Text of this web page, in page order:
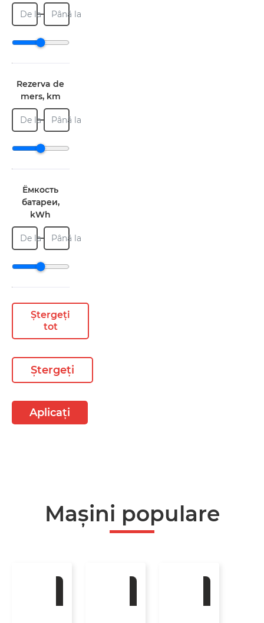
De la Până la
Rezerva de
mers, km
De la Până la
Ёмкость
батареи,
kWh
De la Până la
Ștergeți
tot
Ștergeți
Aplicați
Mașini populare